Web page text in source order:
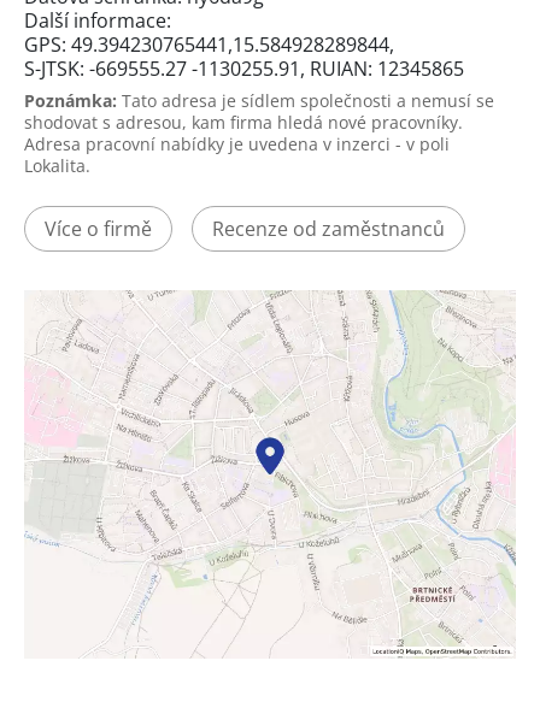
Další informace:
GPS: 49.394230765441,15.584928289844,
S-JTSK: -669555.27 -1130255.91, RUIAN: 12345865
Poznámka: Tato adresa je sídlem společnosti a nemusí se
shodovat s adresou, kam firma hledá nové pracovníky.
Adresa pracovní nabídky je uvedena v inzerci - v poli
Lokalita.
Více o firmě Recenze od zaměstnanců